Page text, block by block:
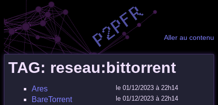
Aller au contenu
TAG: reseau:bittorrent
Ares le 01/12/2023 à 22h14
BareTorrent le 01/12/2023 à 22h14